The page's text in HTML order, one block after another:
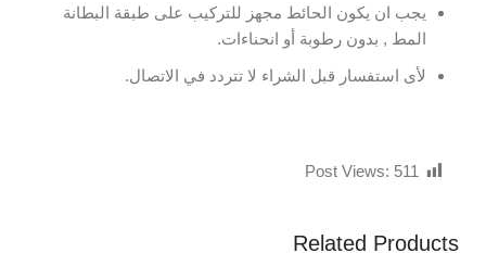
يجب ان يكون الحائط مجهز للتركيب على طبقة البطانة
المط , بدون رطوبة أو انحناءات.
لأى استفسار قبل الشراء لا تتردد في الاتصال.
Post Views: 511
Related Products